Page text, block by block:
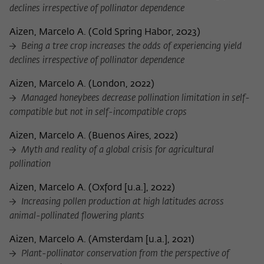
declines irrespective of pollinator dependence
Aizen, Marcelo A. (Cold Spring Habor, 2023)
Being a tree crop increases the odds of experiencing yield
declines irrespective of pollinator dependence
Aizen, Marcelo A. ( London, 2022)
Managed honeybees decrease pollination limitation in self-
compatible but not in self-incompatible crops
Aizen, Marcelo A. ( Buenos Aires, 2022)
Myth and reality of a global crisis for agricultural
pollination
Aizen, Marcelo A. (Oxford [u.a.], 2022)
Increasing pollen production at high latitudes across
animal-pollinated flowering plants
Aizen, Marcelo A. (Amsterdam [u.a.], 2021)
Plant-pollinator conservation from the perspective of